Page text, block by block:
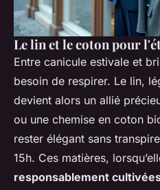
Le lin et le coton pour
Entre canicule estivale et
besoin de respirer. Le lin,
devient alors un allié
ou une chemise en coton
rester élégant sans
15h. Ces matières,
responsablement